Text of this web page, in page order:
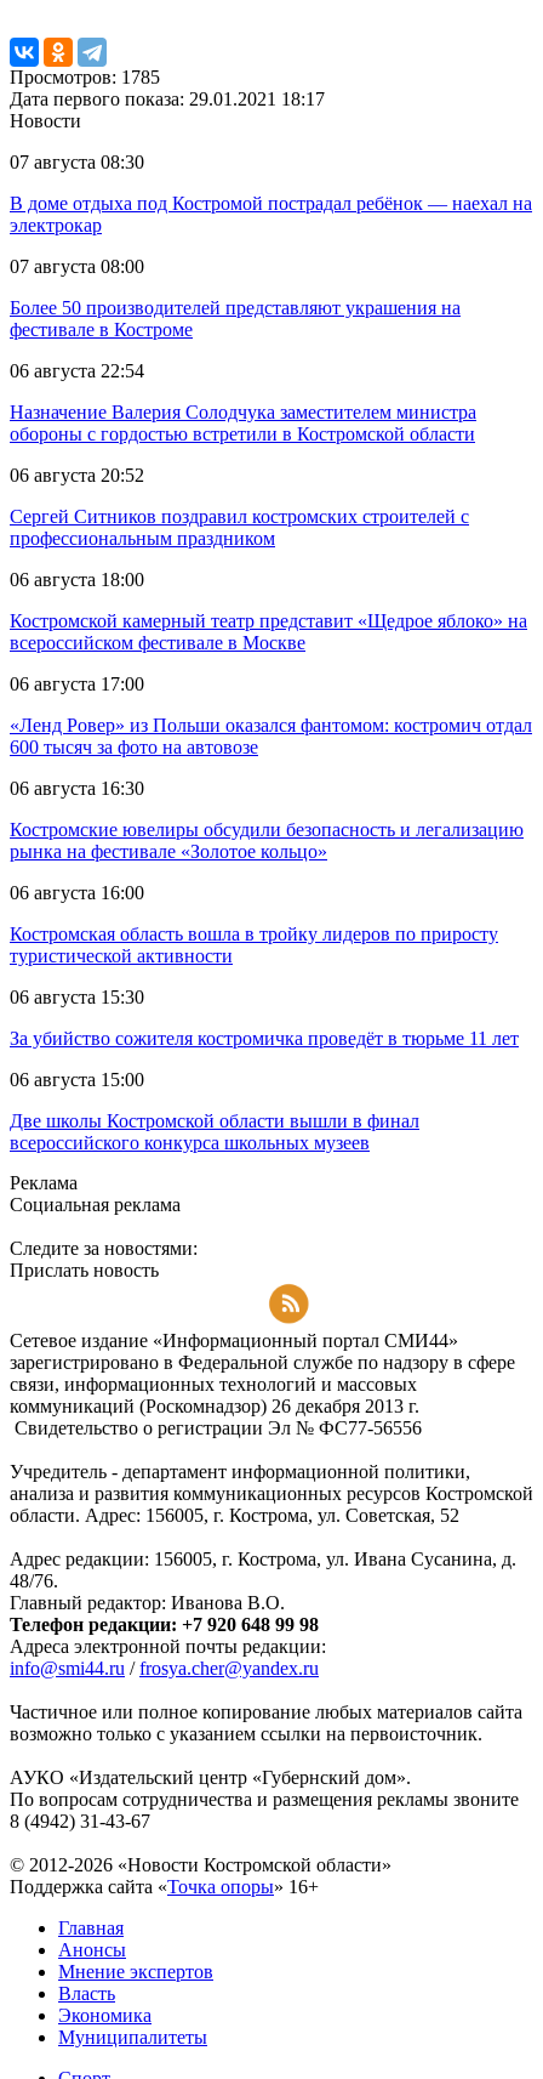
Просмотров: 1785
Дата первого показа: 29.01.2021 18:17
Новости
07 августа 08:30
В доме отдыха под Костромой пострадал ребёнок — наехал на
электрокар
07 августа 08:00
Более 50 производителей представляют украшения на
фестивале в Костроме
06 августа 22:54
Назначение Валерия Солодчука заместителем министра
обороны с гордостью встретили в Костромской области
06 августа 20:52
Сергей Ситников поздравил костромских строителей с
профессиональным праздником
06 августа 18:00
Костромской камерный театр представит «Щедрое яблоко» на
всероссийском фестивале в Москве
06 августа 17:00
«Ленд Ровер» из Польши оказался фантомом: костромич отдал
600 тысяч за фото на автовозе
06 августа 16:30
Костромские ювелиры обсудили безопасность и легализацию
рынка на фестивале «Золотое кольцо»
06 августа 16:00
Костромская область вошла в тройку лидеров по приросту
туристической активности
06 августа 15:30
За убийство сожителя костромичка проведёт в тюрьме 11 лет
06 августа 15:00
Две школы Костромской области вышли в финал
всероссийского конкурса школьных музеев
Реклама
Социальная реклама
Следите за новостями:
Прислать новость
Сетевое издание «Информационный портал СМИ44»
зарегистрировано в Федеральной службе по надзору в сфере
связи, информационных технологий и массовых
коммуникаций (Роскомнадзор) 26 декабря 2013 г.
Свидетельство о регистрации Эл № ФC77-56556
Учредитель - департамент информационной политики,
анализа и развития коммуникационных ресурсов Костромской
области. Адрес: 156005, г. Кострома, ул. Советская, 52
Адрес редакции: 156005, г. Кострома, ул. Ивана Сусанина, д.
48/76.
Главный редактор: Иванова В.О.
Телефон редакции: +7 920 648 99 98
Адреса электронной почты редакции:
info@smi44.ru /frosya.cher@yandex.ru
Частичное или полное копирование любых материалов сайта
возможно только с указанием ссылки на первоисточник.
АУКО «Издательский центр «Губернский дом».
По вопросам сотрудничества и размещения рекламы звоните
8 (4942) 31-43-67
© 2012-2026 «Новости Костромской области»
Поддержка сайта «Точка опоры» 16+
Главная
Анонсы
Мнение экспертов
Власть
Экономика
Муниципалитеты